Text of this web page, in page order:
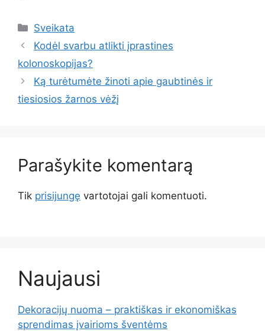
Kategorijos
Sveikata
Kodėl svarbu atlikti įprastines
kolonoskopijas?
Ką turėtumėte žinoti apie gaubtinės ir
tiesiosios žarnos vėžį
Parašykite komentarą
Tik prisijungę vartotojai gali komentuoti.
Naujausi
Dekoracijų nuoma – praktiškas ir ekonomiškas
sprendimas įvairioms šventėms